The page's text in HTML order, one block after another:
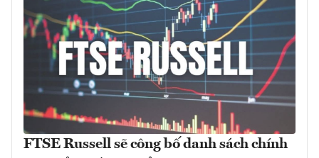
FTSE Russell sẽ công bố danh sách chính